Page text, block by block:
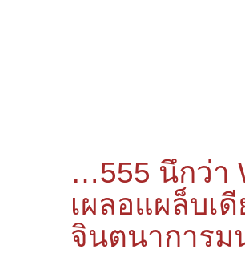
…555 นึกว่า
เผลอแผล็บเ
จินตนาการม